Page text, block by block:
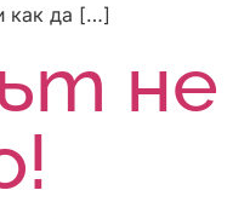
как да […]
не